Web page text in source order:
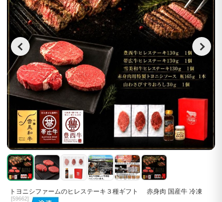
トヨニシファームのヒレステーキ３種ギフト 赤身肉 国産牛 冷凍
[59662]